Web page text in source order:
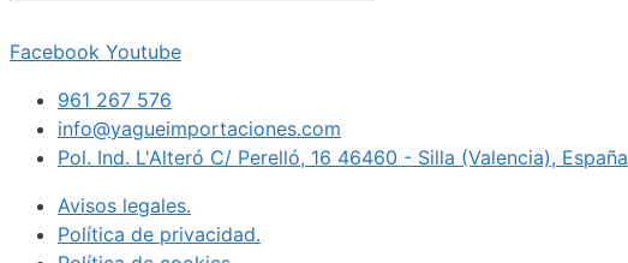
Facebook Youtube
961 267 576
info@yagueimportaciones.com
Pol. Ind. L'Alteró C/ Perelló, 16 46460 - Silla (Valencia), España
Avisos legales.
Política de privacidad.